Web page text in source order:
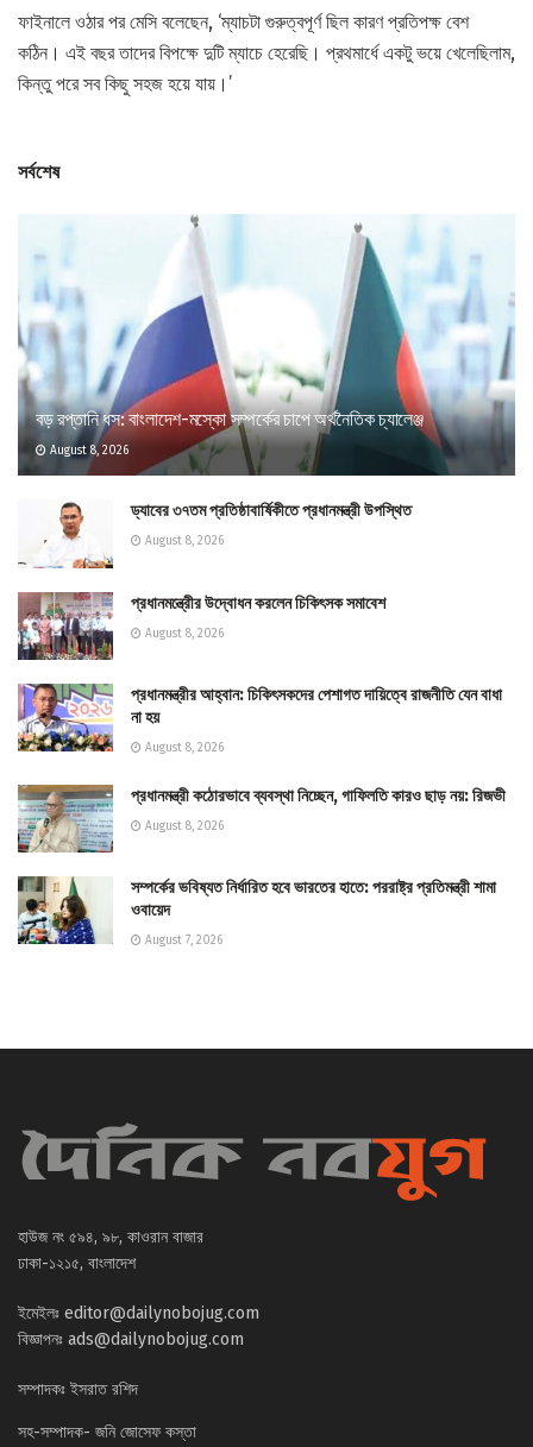
ফাইনালে ওঠার পর মেসি বলেছেন, ‘ম্যাচটা গুরুত্বপূর্ণ ছিল কারণ প্রতিপক্ষ বেশ
কঠিন। এই বছর তাদের বিপক্ষে দুটি ম্যাচে হেরেছি। প্রথমার্ধে একটু ভয়ে খেলেছিলাম,
কিন্তু পরে সব কিছু সহজ হয়ে যায়।’
সর্বশেষ
বড় রপ্তানি ধস: বাংলাদেশ-মস্কো সম্পর্কের চাপে অর্থনৈতিক চ্যালেঞ্জ
August 8, 2026
ড্যাবের ৩৭তম প্রতিষ্ঠাবার্ষিকীতে প্রধানমন্ত্রী উপস্থিত
August 8, 2026
প্রধানমন্ত্রীের উদ্বোধন করলেন চিকিৎসক সমাবেশ
August 8, 2026
প্রধানমন্ত্রীর আহ্বান: চিকিৎসকদের পেশাগত দায়িত্বে রাজনীতি যেন বাধা
না হয়
August 8, 2026
প্রধানমন্ত্রী কঠোরভাবে ব্যবস্থা নিচ্ছেন, গাফিলতি কারও ছাড় নয়: রিজভী
August 8, 2026
সম্পর্কের ভবিষ্যত নির্ধারিত হবে ভারতের হাতে: পররাষ্ট্র প্রতিমন্ত্রী শামা
ওবায়েদ
August 7, 2026
হাউজ নং ৫৯৪, ৯৮, কাওরান বাজার
ঢাকা-১২১৫, বাংলাদেশ
ইমেইলঃ editor@dailynobojug.com
বিজ্ঞাপনঃ ads@dailynobojug.com
সম্পাদকঃ ইসরাত রশিদ
সহ-সম্পাদক- জনি জোসেফ কস্তা